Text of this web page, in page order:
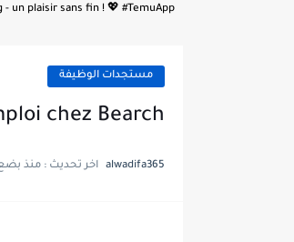
- un plaisir sans fin ! 💖 #TemuApp
مستجدات الوظيفة
chez Bearch
alwadifa365 اخر تحديث : منذ